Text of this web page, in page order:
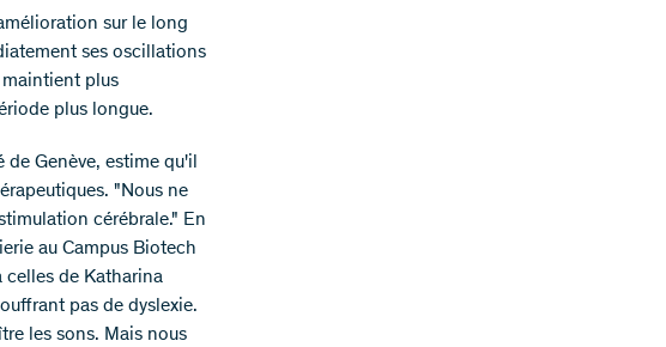
sur le long
ses oscillations
plus
plus longue.
de Genève, estime qu'il
"Nous ne
cérébrale." En
au Campus Biotech
celles de Katharina
pas de dyslexie.
les sons. Mais nous